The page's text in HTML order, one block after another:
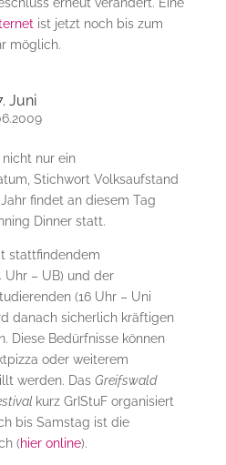
ist jetzt noch bis zum
möglich.
Juni
nicht nur ein
Stichwort Volksaufstand
findet an diesem Tag
Dinner statt.
stattfindendem
Uhr – UB) und der
(16 Uhr – Uni
danach sicherlich kräftigen
Diese Bedürfnisse können
oder weiterem
werden. Das Greifswald
kurz GrIStuF organisiert
bis Samstag ist die
(hier online).